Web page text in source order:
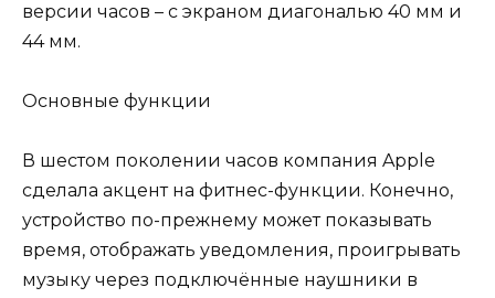
версии часов – с экраном диагональю 40 мм и
44 мм.
Основные функции
В шестом поколении часов компания Apple
сделала акцент на фитнес-функции. Конечно,
устройство по-прежнему может показывать
время, отображать уведомления, проигрывать
музыку через подключённые наушники в